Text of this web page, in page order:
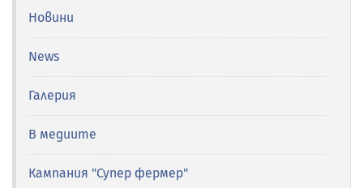
Новини
News
Галерия
В медиите
Кампания "Супер фермер"